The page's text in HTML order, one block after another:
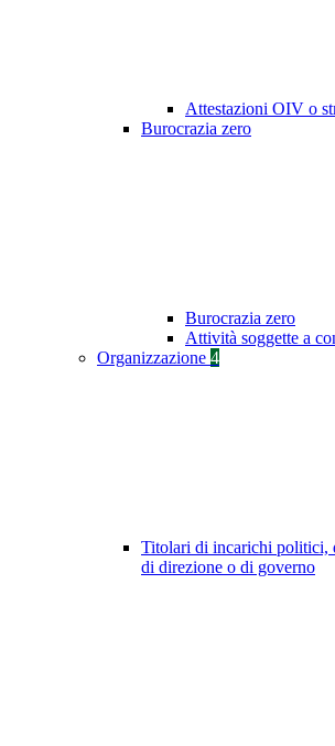
Attestazioni OIV o
Burocrazia zero
Burocrazia zero
Attività soggette a
Organizzazione 4
Titolari di incarichi politici,
di direzione o di governo